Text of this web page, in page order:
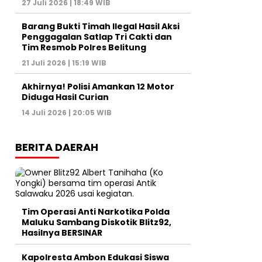
27 Juli 2026 | 18:49 WIB
Barang Bukti Timah Ilegal Hasil Aksi
Penggagalan Satlap Tri Cakti dan
Tim Resmob Polres Belitung
21 Juli 2026 | 15:19 WIB
Akhirnya! Polisi Amankan 12 Motor
Diduga Hasil Curian
14 Juli 2026 | 20:05 WIB
BERITA DAERAH
Tim Operasi Anti Narkotika Polda
Maluku Sambang Diskotik Blitz92,
Hasilnya BERSINAR
Kapolresta Ambon Edukasi Siswa